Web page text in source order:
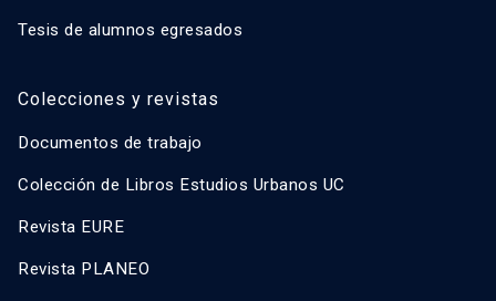
Tesis de alumnos egresados
Colecciones y revistas
Documentos de trabajo
Colección de Libros Estudios Urbanos UC
Revista EURE
Revista PLANEO